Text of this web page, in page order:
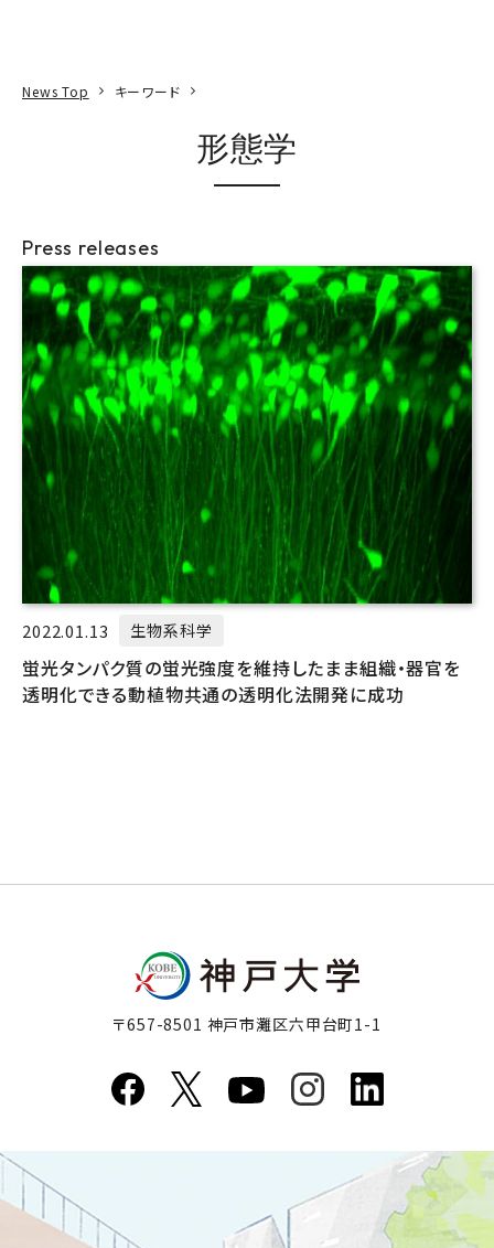
News Top キーワード
形態学
Press releases
2022.01.13 生物系科学
蛍光タンパク質の蛍光強度を維持したまま組織・器官を
透明化できる動植物共通の透明化法開発に成功
〒657-8501 神戸市灘区六甲台町1-1